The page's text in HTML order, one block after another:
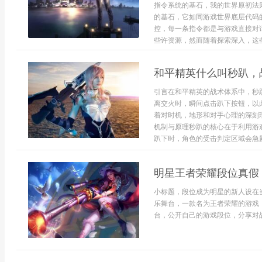
指令系统的基石，我的世界原初
的基石，它如同游戏世界底层代
控，每一条指令都是与游戏直接
些许资源，然而随着探索深入，
和平精英什么叫秒趴
引言在和平精英的战术体系中，
离交火时，瞬间点击趴下按钮，
着对时机，地形和对手心理的深
机制与原理秒趴的核心在于利用
趴下时，角色的受击判定区域会急
明星王者荣耀段位真
小标题，段位成为明星的新人设
乐舞台，一款名为王者荣耀的游
台，公开自己的游戏段位，分享